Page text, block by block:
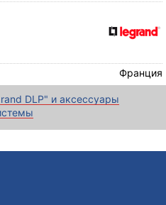
Франция
DLP" и аксессуары